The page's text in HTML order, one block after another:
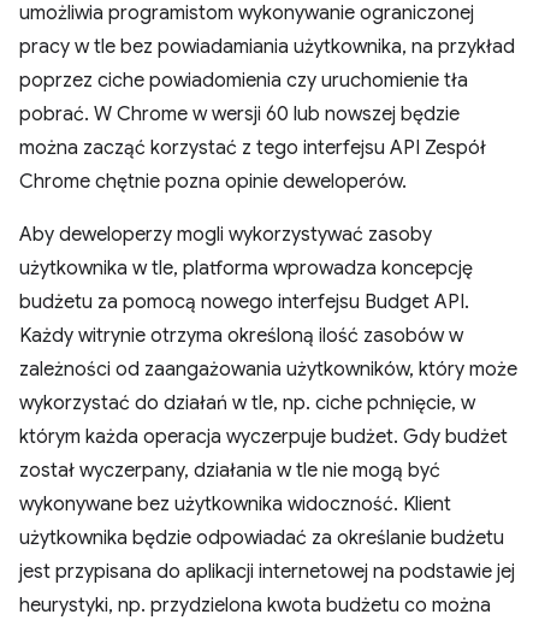
umożliwia programistom wykonywanie ograniczonej
pracy w tle bez powiadamiania użytkownika, na przykład
poprzez ciche powiadomienia czy uruchomienie tła
pobrać. W Chrome w wersji 60 lub nowszej będzie
można zacząć korzystać z tego interfejsu API Zespół
Chrome chętnie pozna opinie deweloperów.
Aby deweloperzy mogli wykorzystywać zasoby
użytkownika w tle, platforma wprowadza koncepcję
budżetu za pomocą nowego interfejsu Budget API.
Każdy witrynie otrzyma określoną ilość zasobów w
zależności od zaangażowania użytkowników, który może
wykorzystać do działań w tle, np. ciche pchnięcie, w
którym każda operacja wyczerpuje budżet. Gdy budżet
został wyczerpany, działania w tle nie mogą być
wykonywane bez użytkownika widoczność. Klient
użytkownika będzie odpowiadać za określanie budżetu
jest przypisana do aplikacji internetowej na podstawie jej
heurystyki, np. przydzielona kwota budżetu co można